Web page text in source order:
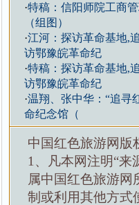
·特稿：信阳师院工商
（组图）
·江河：探访革命基地,
访鄂豫皖革命纪
·特稿：探访革命基地,
访鄂豫皖革命纪
·温翔、张中华：“追寻
命纪念馆（
中国红色旅游网版
1、凡本网注明“来
属中国红色旅游网
制或利用其他方式